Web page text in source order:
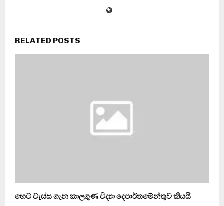
RELATED POSTS
හෙට වැස්ස ගැන කාලගුණ විද්‍යා දෙපාර්තමේන්තුව කියයි